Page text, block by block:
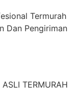
Termurah
Dan Pengiriman
TERMURAH